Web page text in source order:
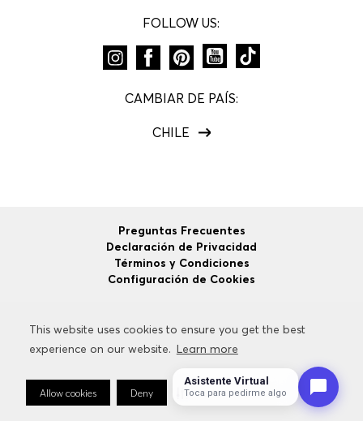
This website uses cookies to ensure you get the best
experience on our website. Learn more
Allow cookies Deny Cookie Preferences
This website uses cookies to ensure you get the best
experience on our website. Learn more
Allow cookies Deny Cookie Preferences
FOLLOW US:
CAMBIAR DE PAÍS:
CHILE
Preguntas Frecuentes
Declaración de Privacidad
Términos y Condiciones
Configuración de Cookies
© 2026 HUGO BOSS Todos los Derechos Reservados.
Asistente Virtual
Toca para pedirme algo